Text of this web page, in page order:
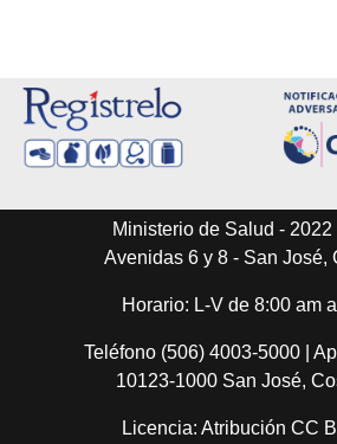
Ministerio de Salud - 2022
Avenidas 6 y 8 - San José,
Horario: L-V de 8:00 am
Teléfono (506) 4003-5000 |
10123-1000 San José,
Licencia: Atribución CC